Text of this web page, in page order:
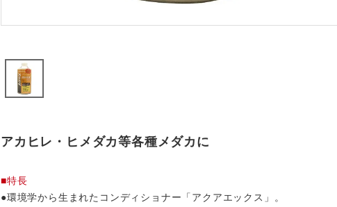
アカヒレ・ヒメダカ等各種メダカに
■特長
●環境学から生まれたコンディショナー「アクアエックス」。